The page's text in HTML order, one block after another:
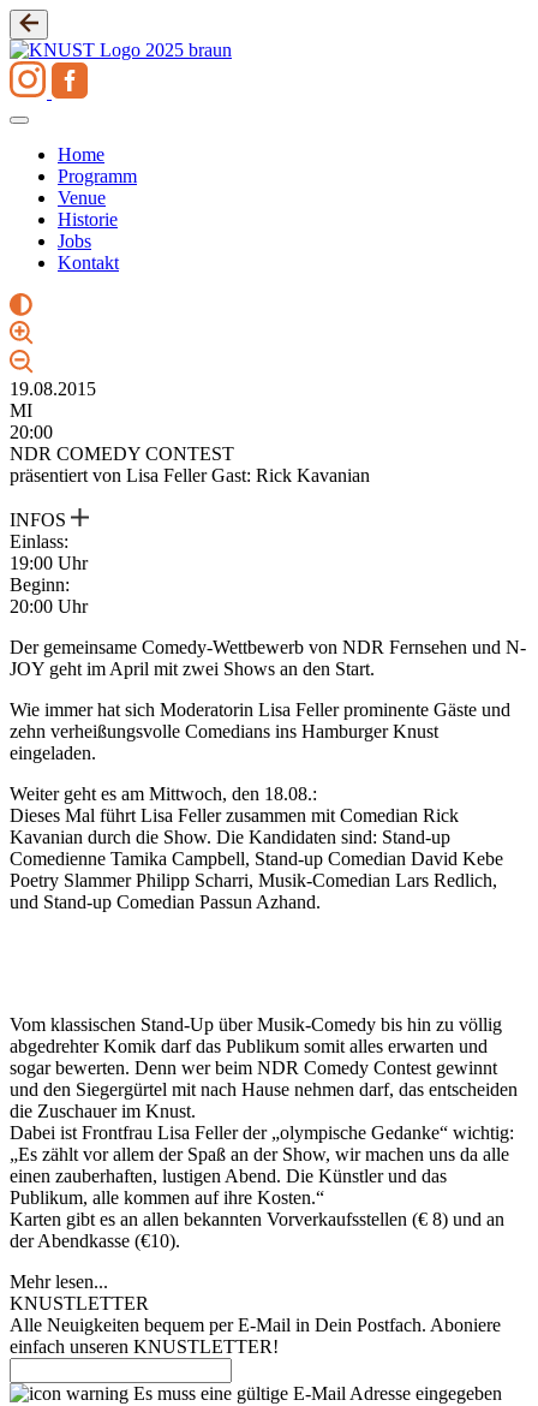
Zum
Inhalt
springen
Home
Programm
Venue
Historie
Jobs
Kontakt
19.08.2015
MI
20:00
NDR COMEDY CONTEST
präsentiert von Lisa Feller Gast: Rick Kavanian
INFOS
Einlass:
19:00 Uhr
Beginn:
20:00 Uhr
Der gemeinsame Comedy-Wettbewerb von NDR Fernsehen und N-
JOY geht im April mit zwei Shows an den Start.
Wie immer hat sich Moderatorin Lisa Feller prominente Gäste und
zehn verheißungsvolle Comedians ins Hamburger Knust
eingeladen.
Weiter geht es am Mittwoch, den 18.08.:
Dieses Mal führt Lisa Feller zusammen mit Comedian Rick
Kavanian durch die Show. Die Kandidaten sind: Stand-up
Comedienne Tamika Campbell, Stand-up Comedian David Kebe
Poetry Slammer Philipp Scharri, Musik-Comedian Lars Redlich,
und Stand-up Comedian Passun Azhand.
Vom klassischen Stand-Up über Musik-Comedy bis hin zu völlig
abgedrehter Komik darf das Publikum somit alles erwarten und
sogar bewerten. Denn wer beim NDR Comedy Contest gewinnt
und den Siegergürtel mit nach Hause nehmen darf, das entscheiden
die Zuschauer im Knust.
Dabei ist Frontfrau Lisa Feller der „olympische Gedanke“ wichtig:
„Es zählt vor allem der Spaß an der Show, wir machen uns da alle
einen zauberhaften, lustigen Abend. Die Künstler und das
Publikum, alle kommen auf ihre Kosten.“
Karten gibt es an allen bekannten Vorverkaufsstellen (€ 8) und an
der Abendkasse (€10).
Mehr lesen...
KNUSTLETTER
Alle Neuigkeiten bequem per E-Mail in Dein Postfach. Aboniere
einfach unseren KNUSTLETTER!
Es muss eine gültige E-Mail Adresse eingegeben